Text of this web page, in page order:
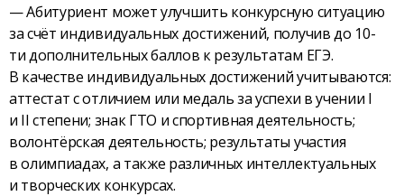
— Абитуриент может улучшить конкурсную ситуацию
за счёт индивидуальных достижений, получив до 10-
ти дополнительных баллов к результатам ЕГЭ.
В качестве индивидуальных достижений учитываются:
аттестат с отличием или медаль за успехи в учении I
и II степени; знак ГТО и спортивная деятельность;
волонтёрская деятельность; результаты участия
в олимпиадах, а также различных интеллектуальных
и творческих конкурсах.